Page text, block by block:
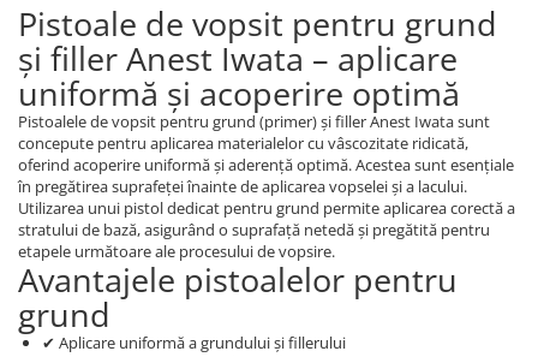
Pistoale de vopsit pentru grund
și filler Anest Iwata – aplicare
uniformă și acoperire optimă
Pistoalele de vopsit pentru grund (primer) și filler Anest Iwata sunt
concepute pentru aplicarea materialelor cu vâscozitate ridicată,
oferind acoperire uniformă și aderență optimă. Acestea sunt esențiale
în pregătirea suprafeței înainte de aplicarea vopselei și a lacului.
Utilizarea unui pistol dedicat pentru grund permite aplicarea corectă a
stratului de bază, asigurând o suprafață netedă și pregătită pentru
etapele următoare ale procesului de vopsire.
Avantajele pistoalelor pentru
grund
✔ Aplicare uniformă a grundului și fillerului